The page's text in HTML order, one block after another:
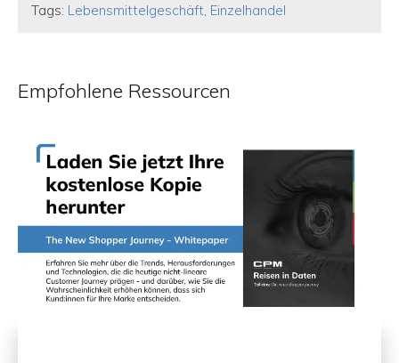
Tags: Lebensmittelgeschäft Einzelhandel
Empfohlene Ressourcen